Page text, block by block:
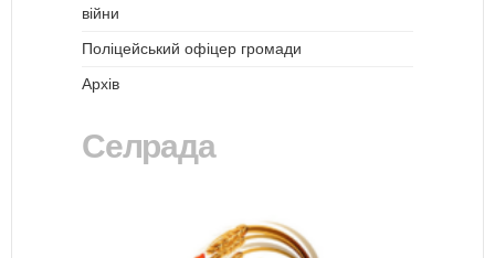
війни
Поліцейський офіцер громади
Архів
Селрада